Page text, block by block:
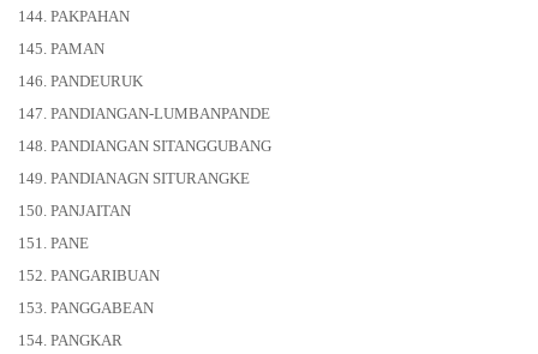
144. PAKPAHAN
145. PAMAN
146. PANDEURUK
147. PANDIANGAN-LUMBANPANDE
148. PANDIANGAN SITANGGUBANG
149. PANDIANAGN SITURANGKE
150. PANJAITAN
151. PANE
152. PANGARIBUAN
153. PANGGABEAN
154. PANGKAR